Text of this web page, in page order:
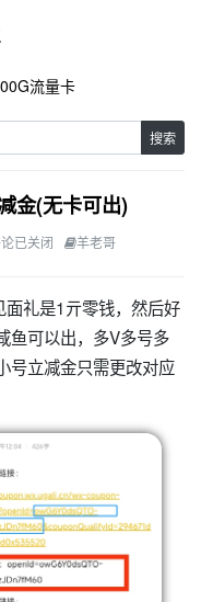
流量卡
搜索
金(无卡可出)
已关闭 羊老哥
礼是1亓零钱，然后好
鱼可以出，多V多号多
号立减金只需更改对应